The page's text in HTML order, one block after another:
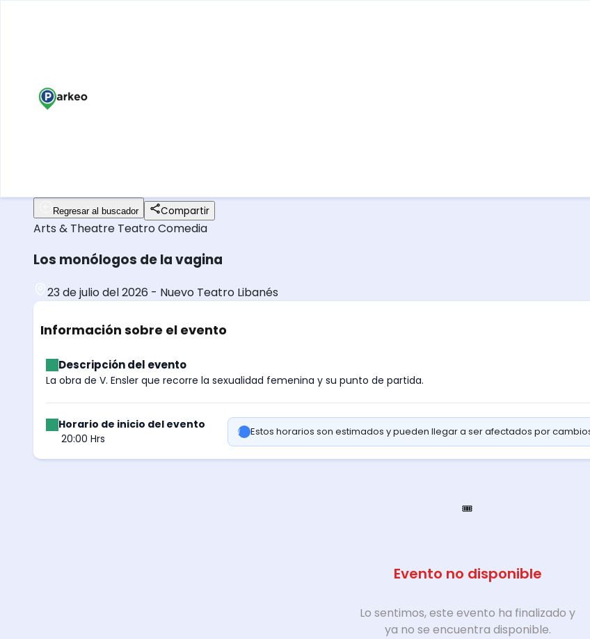
Regresar al buscador Compartir
Arts & Theatre TeatroComedia
Los monólogos de la vagina
23 de julio del 2026 - Nuevo Teatro Libanés
Información sobre el evento
Descripción del evento
La obra de V. Ensler que recorre la sexualidad femenina y su punto de partida.
Horario de inicio del evento
20:00 Hrs
Estos horarios son estimados y pueden llegar a ser afectados por
🎟️
Evento no disponible
Lo sentimos, este evento ha finalizado y
ya no se encuentra disponible.